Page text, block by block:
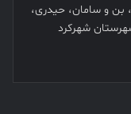
بن و سامان، حیدری،
شهرکرد